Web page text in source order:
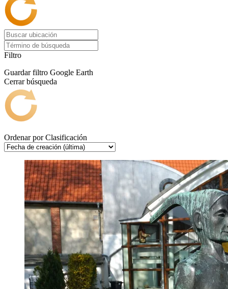
Filtro
Guardar filtro Google Earth
Cerrar búsqueda
Ordenar por Clasificación